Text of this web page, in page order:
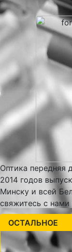
Оптика передняя
2014 годов
Минску и всей
свяжитесь с нами
ОСТАЛЬНОЕ